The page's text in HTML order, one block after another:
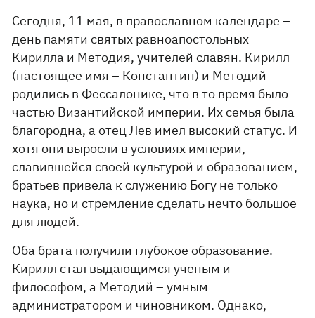
Сегодня, 11 мая, в православном календаре –
день памяти святых равноапостольных
Кирилла и Методия, учителей славян. Кирилл
(настоящее имя – Константин) и Методий
родились в Фессалонике, что в то время было
частью Византийской империи. Их семья была
благородна, а отец Лев имел высокий статус. И
хотя они выросли в условиях империи,
славившейся своей культурой и образованием,
братьев привела к служению Богу не только
наука, но и стремление сделать нечто большое
для людей.
Оба брата получили глубокое образование.
Кирилл стал выдающимся ученым и
философом, а Методий – умным
администратором и чиновником. Однако,